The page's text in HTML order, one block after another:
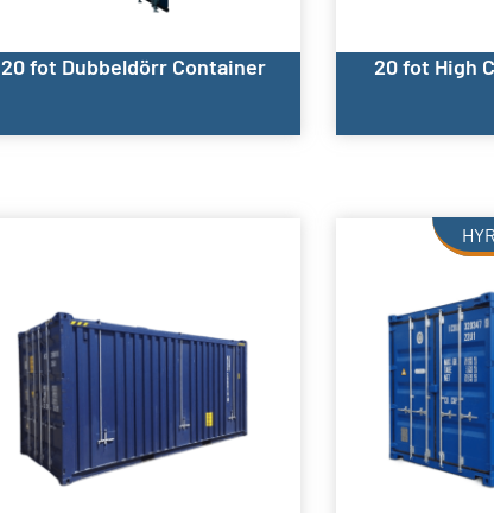
20 fot Dubbeldörr Container 20 fot High